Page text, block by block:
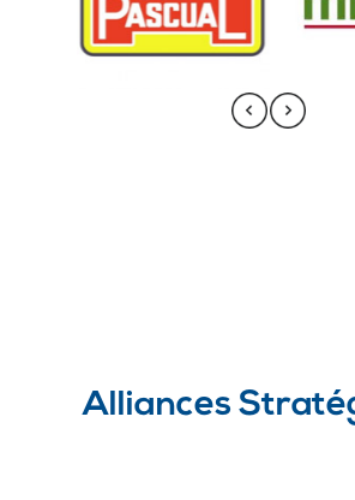
Alliances